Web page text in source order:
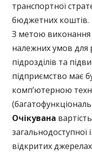
транспортної
бюджетних коштів.
З метою виконання
належних умов для
підрозділів та
підприємство має
комп’ютерною
Очікувана
загальнодоступної
відкритих